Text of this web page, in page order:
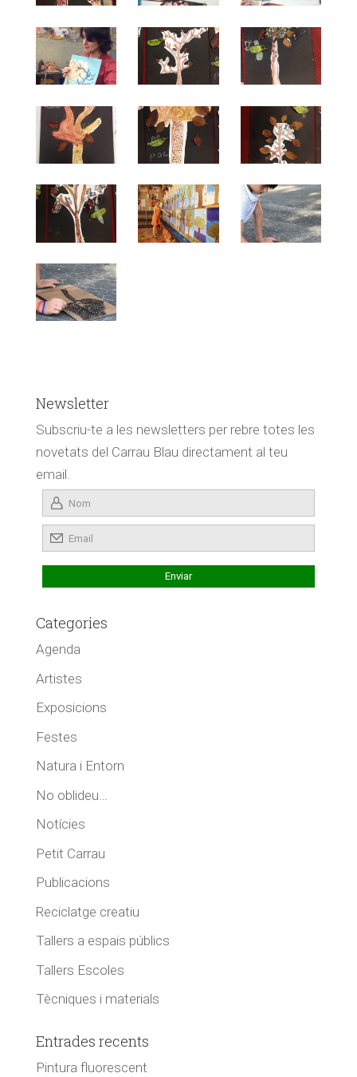
Newsletter
Subscriu-te a les newsletters per rebre totes les
novetats del Carrau Blau directament al teu
email.
Categories
Agenda
Artistes
Exposicions
Festes
Natura i Entorn
No oblideu…
Notícies
Petit Carrau
Publicacions
Reciclatge creatiu
Tallers a espais públics
Tallers Escoles
Tècniques i materials
Entrades recents
Pintura fluorescent